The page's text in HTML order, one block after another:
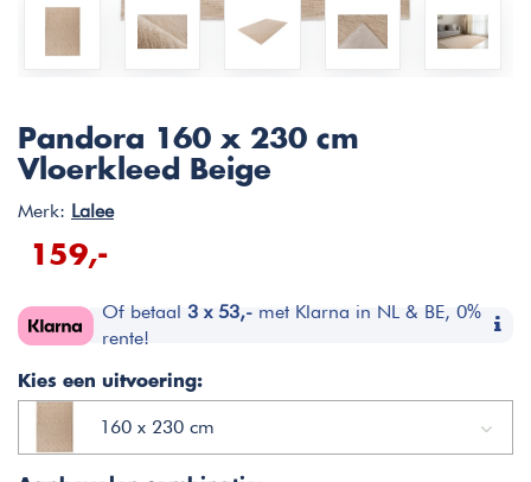
Pandora 160 x 230 cm
Vloerkleed Beige
Merk: Lalee
159,-
Of betaal 3 x 53,-met Klarna in NL & BE, 0%
rente!
Kies een uitvoering:
160 x 230 cm